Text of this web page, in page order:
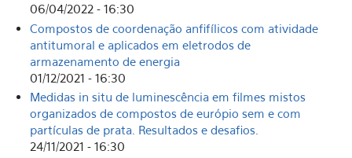
06/04/2022 - 16:30
Compostos de coordenação anfifílicos com atividade
antitumoral e aplicados em eletrodos de
armazenamento de energia
01/12/2021 - 16:30
Medidas in situ de luminescência em filmes mistos
organizados de compostos de európio sem e com
partículas de prata. Resultados e desafios.
24/11/2021 - 16:30